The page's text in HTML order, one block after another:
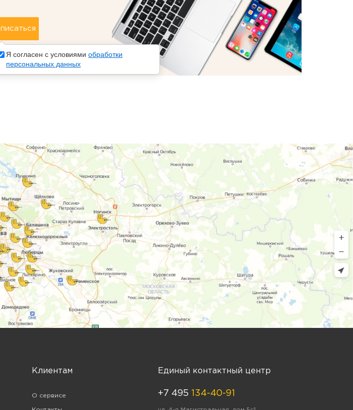
Клиентам
О сервисе
Единый контактный центр
+7 495 134-40-91
Я согласен с условиями обработки
персональных данных